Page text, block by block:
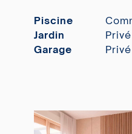
Piscine
Jardin
Privé
Garage
Privé